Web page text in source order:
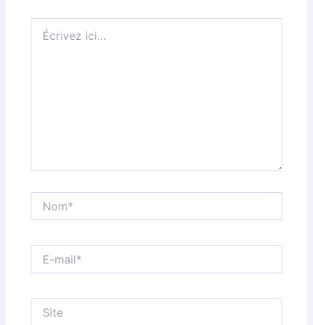
ici…
mail*